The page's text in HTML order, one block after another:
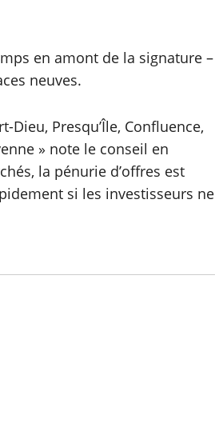
en amont de la signature –
neuves.
Presqu’Île, Confluence,
» note le conseil en
la pénurie d’offres est
si les investisseurs ne